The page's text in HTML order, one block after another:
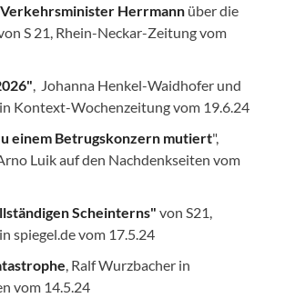
Herrmann über die
S 21, Rhein-Neckar-Zeitung vom
, Johanna Henkel-Waidhofer und
Kontext-Wochenzeitung vom 19.6.24
einem Betrugskonzern mutiert",
Luik auf den Nachdenkseiten vom
Scheinterns" von S21,
spiegel.de vom 17.5.24
, Ralf Wurzbacher in
vom 14.5.24